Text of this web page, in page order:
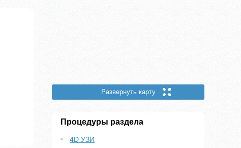
Развернуть карту
Процедуры раздела
4D УЗИ